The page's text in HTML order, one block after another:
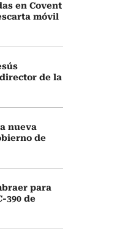
en Covent
móvil
de la
nueva
de
para
390 de